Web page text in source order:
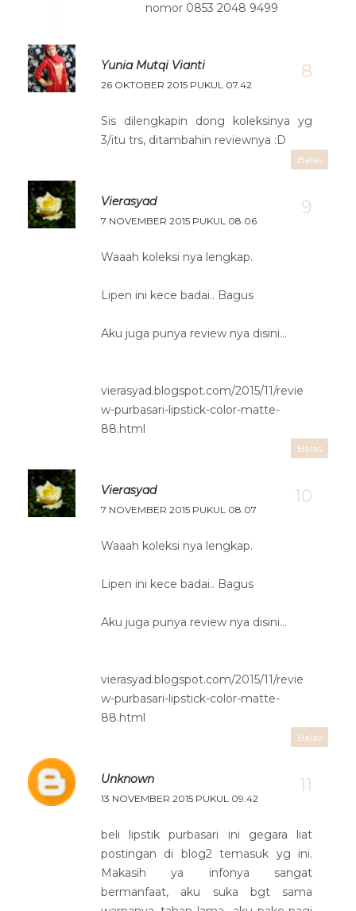
nomor 0853 2048 9499
Yunia Mutqi Vianti
26 OKTOBER 2015 PUKUL 07.42
Sis dilengkapin dong koleksinya yg
3/itu trs, ditambahin reviewnya :D
Balas
Vierasyad
7 NOVEMBER 2015 PUKUL 08.06
Waaah koleksi nya lengkap.
Lipen ini kece badai.. Bagus
Aku juga punya review nya disini...
vierasyad.blogspot.com/2015/11/revie
w-purbasari-lipstick-color-matte-
88.html
Balas
Vierasyad
7 NOVEMBER 2015 PUKUL 08.07
Waaah koleksi nya lengkap.
Lipen ini kece badai.. Bagus
Aku juga punya review nya disini...
vierasyad.blogspot.com/2015/11/revie
w-purbasari-lipstick-color-matte-
88.html
Balas
Unknown
13 NOVEMBER 2015 PUKUL 09.42
beli lipstik purbasari ini gegara liat
postingan di blog2 temasuk yg ini.
Makasih ya infonya sangat
bermanfaat, aku suka bgt sama